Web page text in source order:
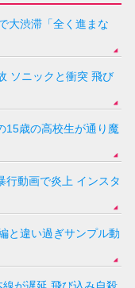
大渋滞「全く進まな
ソニックと衝突 飛び
15歳の高校生が通り魔
行動画で炎上 インスタ
と違い過ぎサンプル動